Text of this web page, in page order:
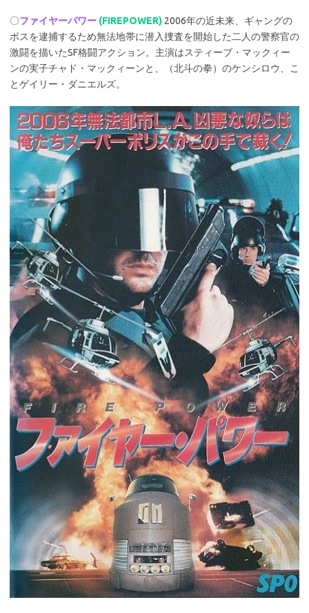
〇ファイヤーパワー (FIREPOWER) 2006年の近未来、ギャングの
ボスを逮捕するため無法地帯に潜入捜査を開始した二人の警察官の
激闘を描いたSF格闘アクション。主演はスティーブ・マックィー
ンの実子チャド・マックィーンと、（北斗の拳）のケンシロウ、こ
とゲイリー・ダニエルズ。